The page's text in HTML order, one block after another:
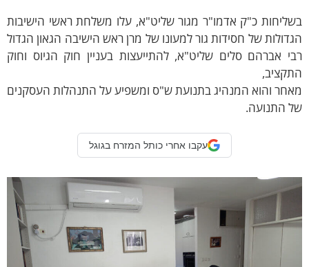
כ"ק אדמו"ר מגור שליט"א, עלו משלחת ראשי הישיבות
של חסידות גור ​למעונו של מרן ראש הישיבה הגאון הגדול
אברהם סלים שליט"א, להתייעצות בעניין חוק הגיוס וחוק
והוא המנהיג בתנועת ש"ס ומשפיע על התנהלות העסקנים
התנועה.
עקבו אחרי כותל המזרח בגוגל